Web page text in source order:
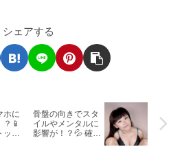
シェアする
ホに
📱
ック
骨盤の向きでスタ
イルやメンタルに
影響が！？💦 確か